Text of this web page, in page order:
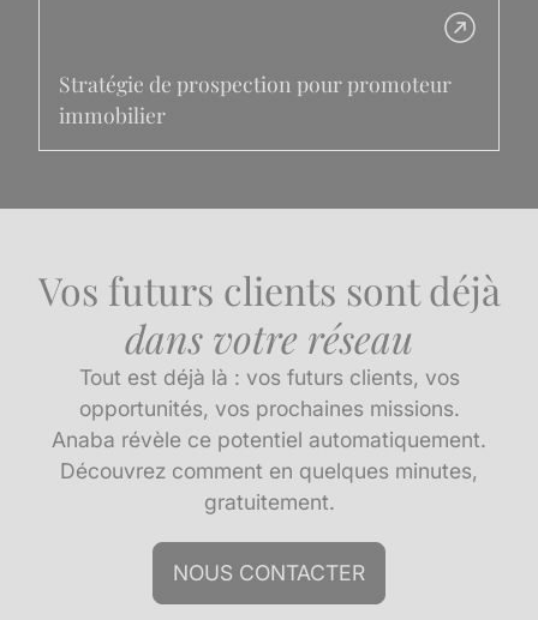
Stratégie de prospection pour promoteur
immobilier
Vos futurs clients sont déjà
dans votre réseau
Tout est déjà là : vos futurs clients, vos
opportunités, vos prochaines missions.
Anaba révèle ce potentiel automatiquement.
Découvrez comment en quelques minutes,
gratuitement.
NOUS CONTACTER